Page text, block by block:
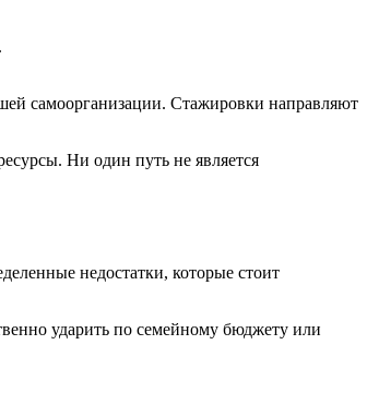
самоорганизации. Стажировки направляют
Ни один путь не является
недостатки, которые стоит
ударить по семейному бюджету или